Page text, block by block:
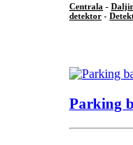
Centrala -
detektor -
Parking